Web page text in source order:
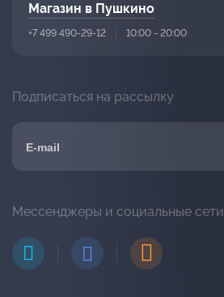
Магазин в Пушкино
+7 499 490-29-12 10:00 - 20:00
Подписаться на рассылку
Мессенджеры и социальные сети